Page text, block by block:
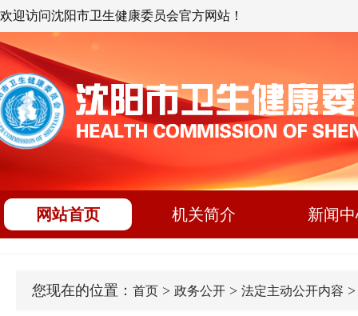
欢迎访问沈阳市卫生健康委员会官方网站！
网站首页 机关简介 新闻
您现在的位置： 首页 > 政务公开 > 法定主动公开内容